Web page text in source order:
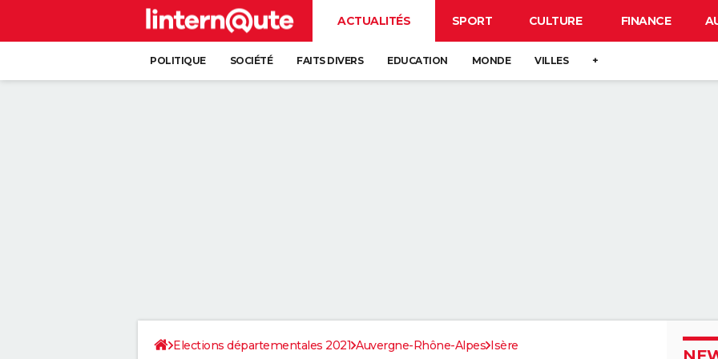
ACTUALITÉS SPORT CULTURE FINANCE
POLITIQUE SOCIÉTÉ FAITS DIVERS EDUCATION MONDE VILLES +
Elections départementales 2021 Auvergne-Rhône-Alpes Isère